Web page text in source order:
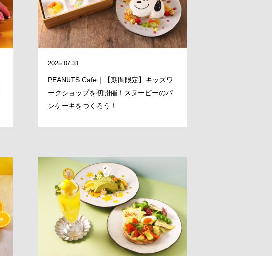
2025.07.31
PEANUTS Cafe｜【期間限定】キッズワ
ークショップを初開催！スヌーピーのパ
ンケーキをつくろう！